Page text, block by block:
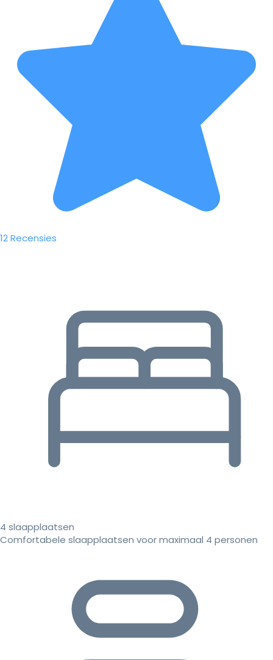
12 Recensies
4 slaapplaatsen
Comfortabele slaapplaatsen voor maximaal 4 personen